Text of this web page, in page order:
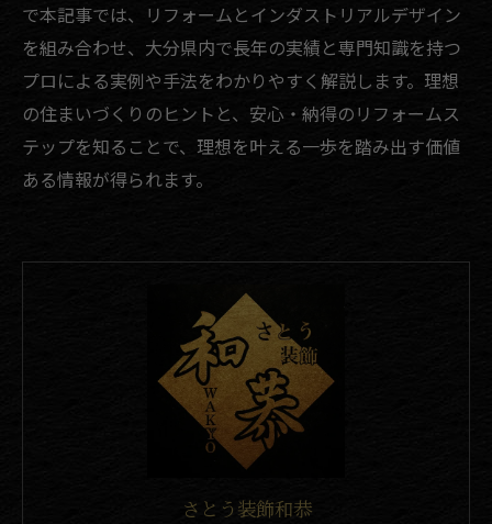
で本記事では、リフォームとインダストリアルデザイン
を組み合わせ、大分県内で長年の実績と専門知識を持つ
プロによる実例や手法をわかりやすく解説します。理想
の住まいづくりのヒントと、安心・納得のリフォームス
テップを知ることで、理想を叶える一歩を踏み出す価値
ある情報が得られます。
さとう装飾和恭